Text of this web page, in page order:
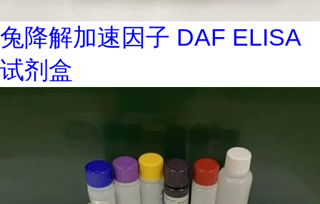
兔降解加速因子 DAF ELISA
试剂盒